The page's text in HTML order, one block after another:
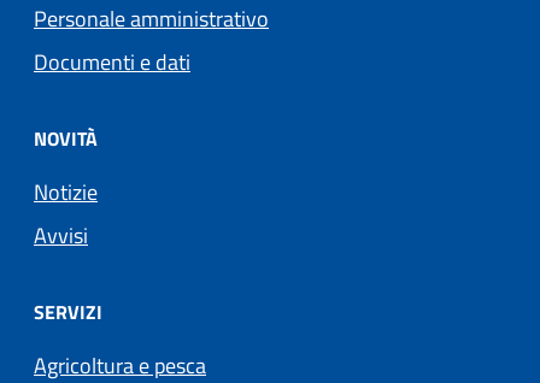
Personale amministrativo
Documenti e dati
NOVITÀ
Notizie
Avvisi
SERVIZI
Agricoltura e pesca